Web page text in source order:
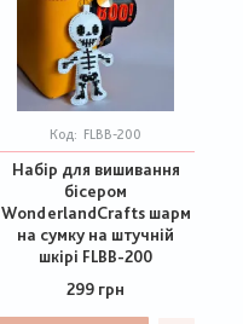
Код: FLBB-200
Набір для вишивання
бісером
WonderlandCrafts шарм
на сумку на штучній
шкірі FLBB-200
299 грн